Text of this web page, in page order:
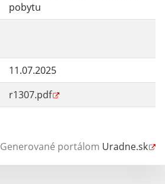
pobytu
11.07.2025
r1307.pdf
Generované portálom Uradne.sk